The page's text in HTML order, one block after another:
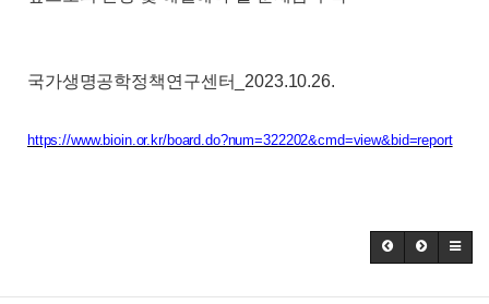
국가생명공학정책연구센터 _2023.10.26.
https://www.bioin.or.kr/board.do?num=322202&cmd=view&bid=report